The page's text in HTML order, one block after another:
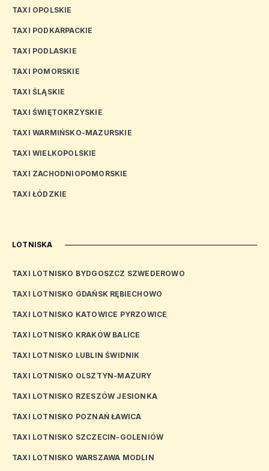
TAXI OPOLSKIE
TAXI PODKARPACKIE
TAXI PODLASKIE
TAXI POMORSKIE
TAXI ŚLĄSKIE
TAXI ŚWIĘTOKRZYSKIE
TAXI WARMIŃSKO-MAZURSKIE
TAXI WIELKOPOLSKIE
TAXI ZACHODNIOPOMORSKIE
TAXI ŁÓDZKIE
LOTNISKA
TAXI LOTNISKO BYDGOSZCZ SZWEDEROWO
TAXI LOTNISKO GDAŃSK RĘBIECHOWO
TAXI LOTNISKO KATOWICE PYRZOWICE
TAXI LOTNISKO KRAKÓW BALICE
TAXI LOTNISKO LUBLIN ŚWIDNIK
TAXI LOTNISKO OLSZTYN-MAZURY
TAXI LOTNISKO RZESZÓW JESIONKA
TAXI LOTNISKO POZNAŃ ŁAWICA
TAXI LOTNISKO SZCZECIN-GOLENIÓW
TAXI LOTNISKO WARSZAWA MODLIN